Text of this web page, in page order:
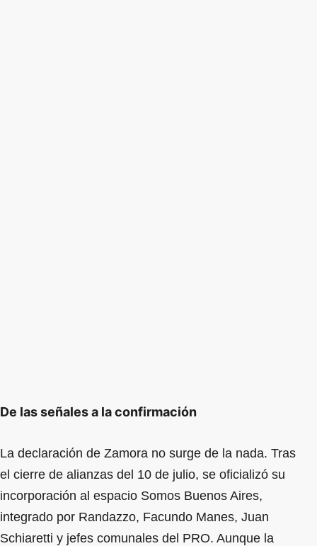
De las señales a la confirmación
La declaración de Zamora no surge de la nada. Tras
el cierre de alianzas del 10 de julio, se oficializó su
incorporación al espacio Somos Buenos Aires,
integrado por Randazzo, Facundo Manes, Juan
Schiaretti y jefes comunales del PRO. Aunque la